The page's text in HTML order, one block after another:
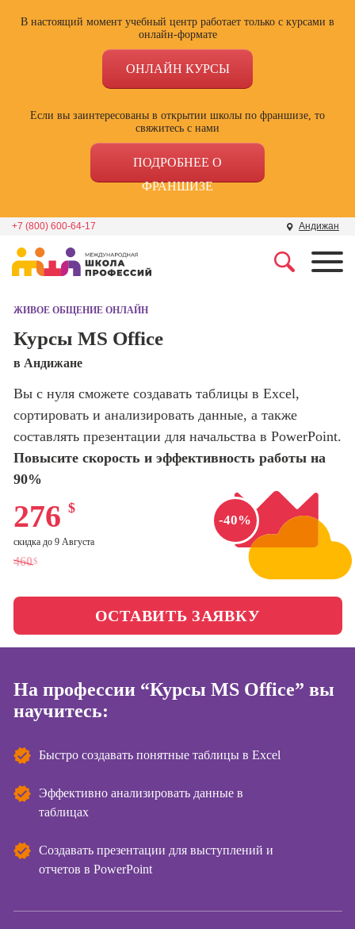
В настоящий момент учебный центр работает только с курсами в
онлайн-формате
ОНЛАЙН КУРСЫ
Если вы заинтересованы в открытии школы по франшизе, то
свяжитесь с нами
ПОДРОБНЕЕ О
ФРАНШИЗЕ
+7 (800) 600-64-17 Андижан
Школа дизайна
программирования
Школа психологии
Школа актерского
мастерства
Школа бизнеса и
управления
Фотошкола
Школа медиа
продвижение
сайтов)
Профессия
Интернет-
Профессия
Менеджер по
маркетингу в
социальных
менеджер)
Профессия
копирайтинга
Курсы по
поисковой
ЖИВОЕ ОБЩЕНИЕ ОНЛАЙН
Курсы MS Office
в Андижане
Вы с нуля сможете создавать таблицы в Excel,
сортировать и анализировать данные, а также
составлять презентации для начальства в PowerPoint.
Повысите скорость и эффективность работы на
90%
-40%
460$
276 $
скидка до 9 Августа
ОСТАВИТЬ ЗАЯВКУ
На профессии “Курсы MS Office” вы
научитесь:
Быстро создавать понятные таблицы в Excel
Эффективно анализировать данные в
таблицах
Создавать презентации для выступлений и
отчетов в PowerPoint